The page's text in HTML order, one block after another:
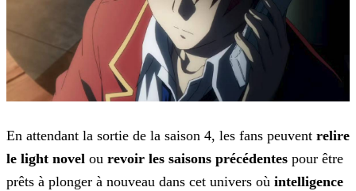
En attendant la sortie de la saison 4, les fans peuvent relire
le light novel ou revoir les saisons précédentes pour être
prêts à plonger à nouveau dans cet univers où intelligence